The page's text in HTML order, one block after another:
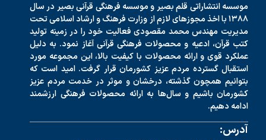
موسسه انتشاراتی قلم بصیر و موسسه فرهنگی قرآنی بصیر در سال
۱۳۸۸ با اخذ مجوزهای لازم از وزارت فرهنگ و ارشاد اسلامی تحت
مدیریت مهندس محمد مقصودی فعالیت خود را در زمینه تولید
کتب قرآن، ادعیه و محصولات فرهنگی قرآنی آغاز نمود. به دلیل
عملکرد قوی و ارائه محصولات با کیفیت بالا، این مجموعه مورد
استقبال گسترده مردم عزیز کشورمان قرار گرفت. امید است که
بتوانیم همچون گذشته، درخشان و موثر در خدمت مردم عزیز
کشورمان باشیم و سال‌ها به ارائه محصولات فرهنگی ارزشمند
ادامه دهیم.
آدرس: